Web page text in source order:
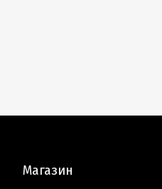
Магазин